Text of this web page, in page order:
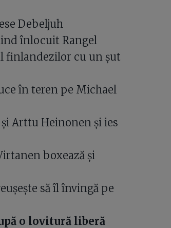
Debeljuh
înlocuit Rangel
finlandezilor cu un șut
în teren pe Michael
Arttu Heinonen și ies
boxează și
să îl învingă pe
o lovitură liberă